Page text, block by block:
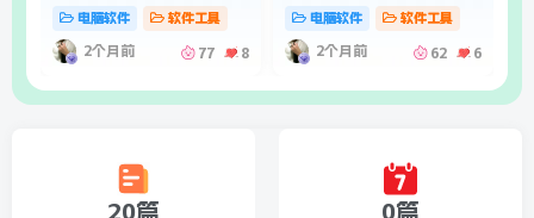
电脑软件 软件工具
2个月前 77 8
电脑软件 软件工具
2个月前 62 6
20篇 0篇